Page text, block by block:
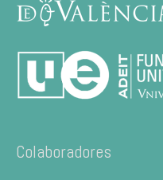
Colaboradores